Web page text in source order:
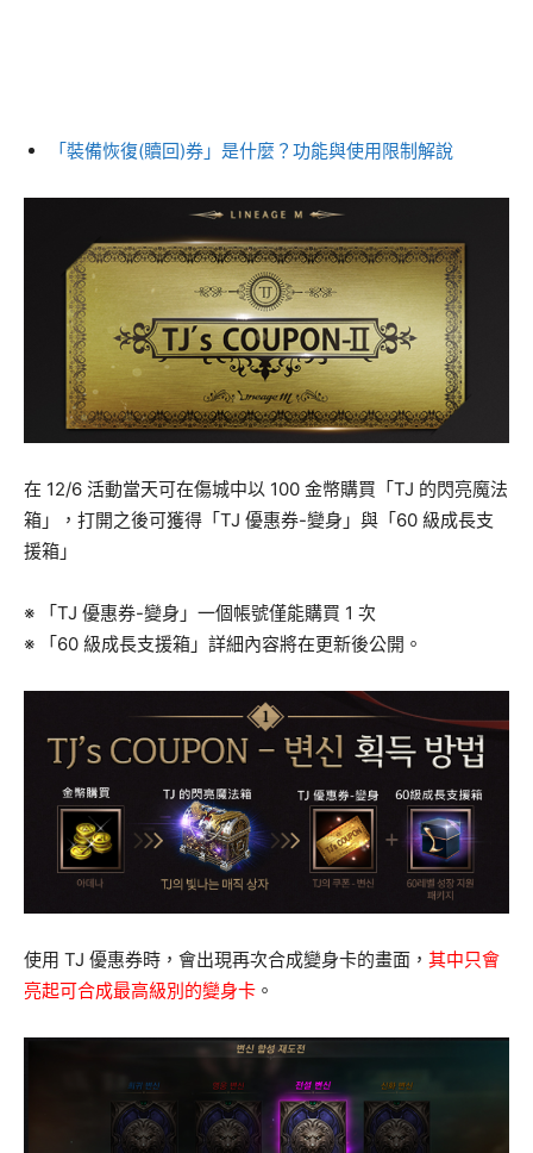
「裝備恢復(贖回)券」是什麼？功能與使用限制解說
在 12/6 活動當天可在傷城中以 100 金幣購買「TJ 的閃亮魔法
箱」，打開之後可獲得「TJ 優惠券-變身」與「60 級成長支
援箱」
※ 「TJ 優惠券-變身」一個帳號僅能購買 1 次
※ 「60 級成長支援箱」詳細內容將在更新後公開。
使用 TJ 優惠券時，會出現再次合成變身卡的畫面， 其中只會
亮起可合成最高級別的變身卡 。